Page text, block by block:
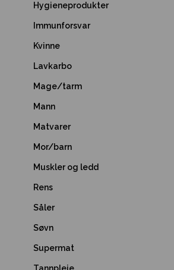
Hygieneprodukter
Immunforsvar
Kvinne
Lavkarbo
Mage/tarm
Mann
Matvarer
Mor/barn
Muskler og ledd
Rens
Såler
Søvn
Supermat